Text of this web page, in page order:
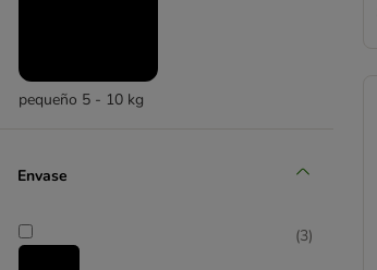
pequeño 5 - 10 kg
Envase
(3)